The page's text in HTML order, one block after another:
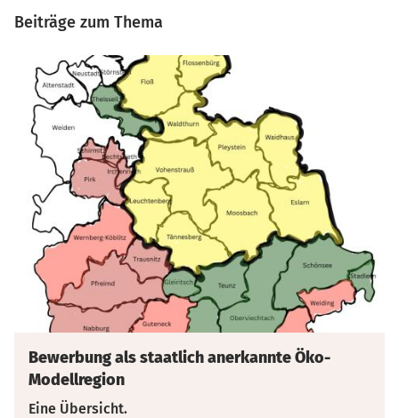
Beiträge zum Thema
Bewerbung als staatlich anerkannte Öko-
Modellregion
Eine Übersicht.